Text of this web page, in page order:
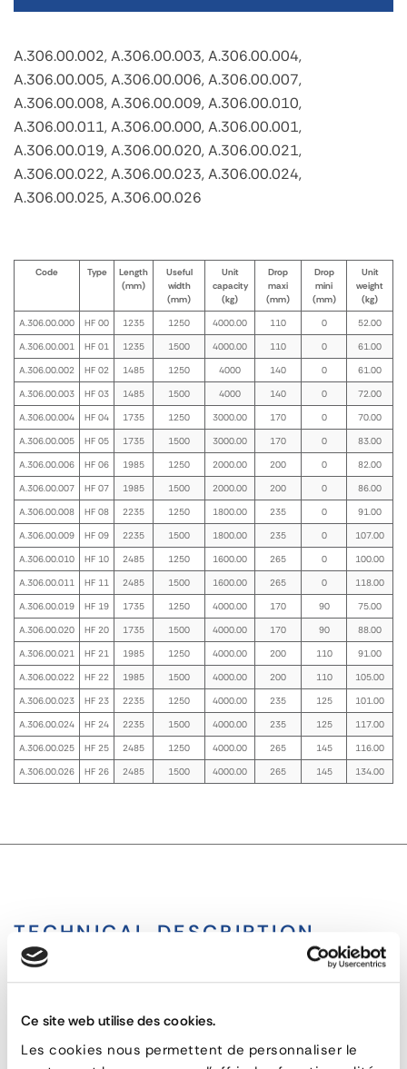
Ce site web utilise des cookies.
Les cookies nous permettent de personnaliser le
A.306.00.002, A.306.00.003, A.306.00.004,
A.306.00.005, A.306.00.006, A.306.00.007,
A.306.00.008, A.306.00.009, A.306.00.010,
A.306.00.011, A.306.00.000, A.306.00.001,
A.306.00.019, A.306.00.020, A.306.00.021,
A.306.00.022, A.306.00.023, A.306.00.024,
A.306.00.025, A.306.00.026
Code Type
Length
(mm)
Useful
width
(mm)
Unit
capacity
(kg)
Drop
maxi
(mm)
Drop
mini
(mm)
Unit
weight
(kg)
A.306.00.000
HF 00 1235 1250 4000.00 110 0
52.00
A.306.00.001
HF 01 1235 1500 4000.00 110 0
61.00
A.306.00.002
HF 02 1485 1250 4000 140 0
61.00
A.306.00.003
HF 03 1485 1500 4000 140 0
72.00
A.306.00.004
HF 04 1735 1250 3000.00 170 0
70.00
A.306.00.005
HF 05 1735 1500 3000.00 170 0
83.00
A.306.00.006
HF 06 1985 1250 2000.00 200 0
82.00
A.306.00.007
HF 07 1985 1500 2000.00 200 0
86.00
A.306.00.008
HF 08 2235 1250 1800.00 235 0
91.00
A.306.00.009
HF 09 2235 1500 1800.00 235 0
107.00
A.306.00.010
HF 10 2485 1250 1600.00 265 0
100.00
A.306.00.011
HF 11 2485 1500 1600.00 265 0
118.00
A.306.00.019
HF 19 1735 1250 4000.00 170 90
75.00
A.306.00.020
HF 20 1735 1500 4000.00 170 90
88.00
A.306.00.021
HF 21 1985 1250 4000.00 200 110
91.00
A.306.00.022
HF 22 1985 1500 4000.00 200 110
105.00
A.306.00.023
HF 23 2235 1250 4000.00 235 125
101.00
A.306.00.024
HF 24 2235 1500 4000.00 235 125
117.00
A.306.00.025
HF 25 2485 1250 4000.00 265 145
116.00
A.306.00.026
HF 26 2485 1500 4000.00 265 145 134.00
TECHNICAL DESCRIPTION
Dock Loading Plate HF
Dock
LoadingRELATED PRODUCTS